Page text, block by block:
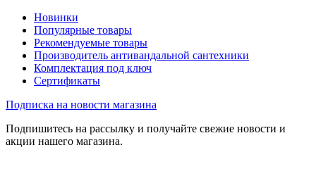
Новинки
Популярные товары
Рекомендуемые товары
Производитель антивандальной сантехники
Комплектация под ключ
Сертификаты
Подписка на новости магазина
Подпишитесь на рассылку и получайте свежие новости и
акции нашего магазина.